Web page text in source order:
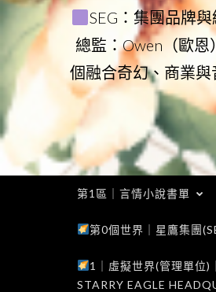
SEG：集團品牌
總監：Owen（歐恩
個融合奇幻、商業
第1區｜言情小說書單
第0個世界｜星鷹集團
1｜虛擬世界(管理單位)
STARRY EAGLE